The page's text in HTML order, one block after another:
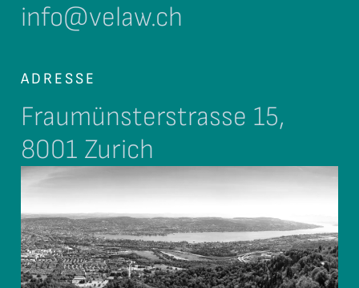
info@velaw.ch
ADRESSE
Fraumünsterstrasse 15,
8001 Zurich